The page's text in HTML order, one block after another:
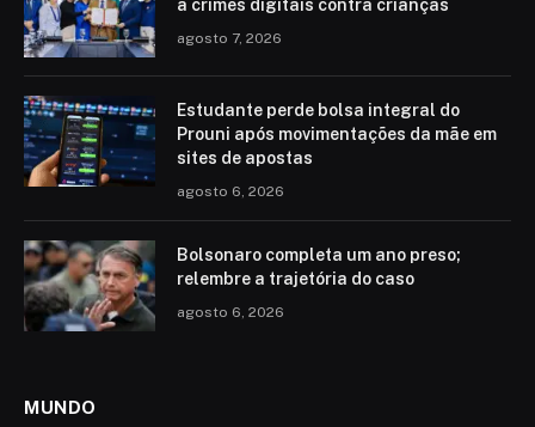
a crimes digitais contra crianças
agosto 7, 2026
Estudante perde bolsa integral do
Prouni após movimentações da mãe em
sites de apostas
agosto 6, 2026
Bolsonaro completa um ano preso;
relembre a trajetória do caso
agosto 6, 2026
MUNDO